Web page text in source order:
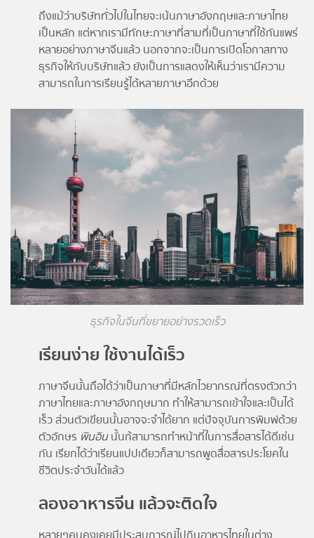
ถึงแม้ว่าบริษัททั่วไปในไทยจะเน้นภาษาอังกฤษและภาษาไทย
เป็นหลัก แต่หากเรามีทักษะภาษาที่สามที่เป็นภาษาที่ใช้กันแพร่
หลายอย่างภาษาจีนแล้ว นอกจากจะเป็นการเปิดโอกาสทาง
ธุรกิจให้กับบริษัทแล้ว ยังเป็นการแสดงให้เห็นว่าเรามีความ
สามารถในการเรียนรู้ได้หลายภาษาอีกด้วย
ธุรกิจในจีนที่ขยายอย่างรวดเร็ว
เรียนง่าย ใช้งานได้เร็ว
ภาษาจีนนั้นถือได้ว่าเป็นภาษาที่มีหลักไวยากรณ์ที่ตรงตัวกว่า
ภาษาไทยและภาษาอังกฤษมาก ทำให้สามารถเข้าใจและเป็นได้
เร็ว ส่วนตัวเขียนนั้นอาจจะจำได้ยาก แต่ปัจจุบันการพิมพ์ด้วย
ตัวอักษร พินอินนั้นก้สามารถทำหน้าที่ในการสื่อสารได้ดีเช่น
กัน เรียกได้ว่าเรียนแปปเดียวก็สามารถพูดสื่อสารประโยคใน
ชีวิตประจำวันได้แล้ว
ลองอาหารจีน แล้วจะติดใจ